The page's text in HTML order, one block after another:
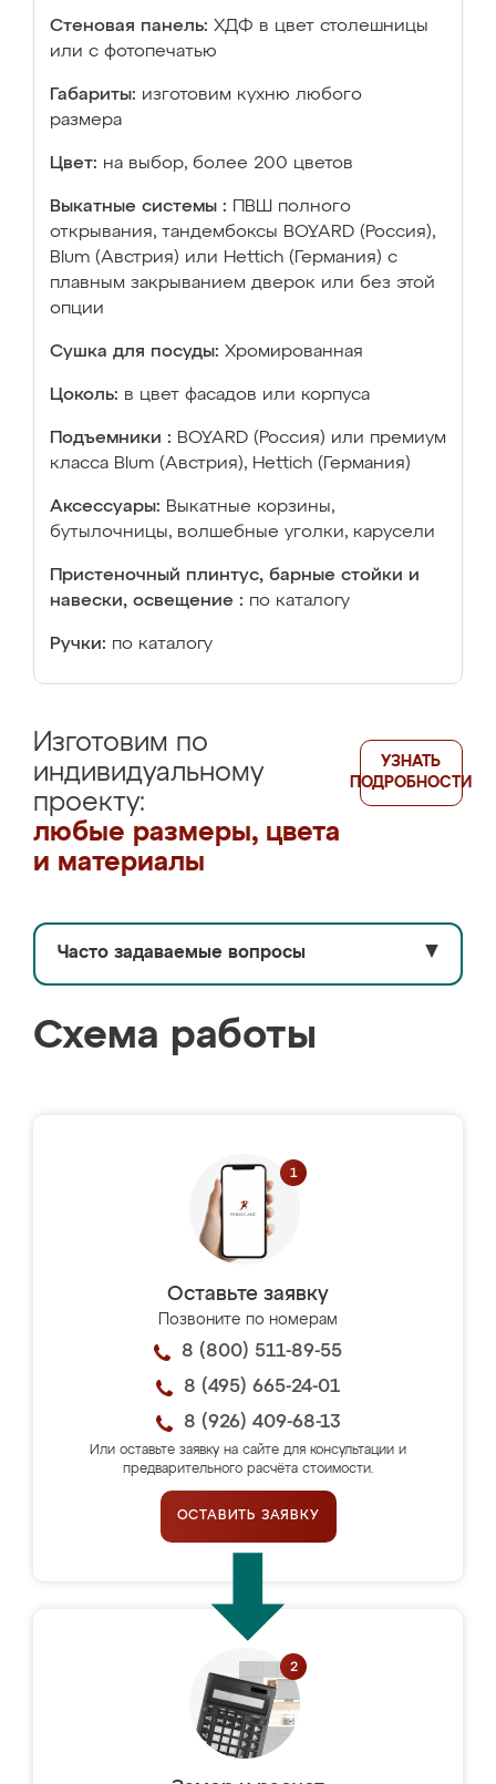
Стеновая панель: ХДФ в цвет столешницы
или с фотопечатью
Габариты: изготовим кухню любого
размера
Цвет: на выбор, более 200 цветов
Выкатные системы :
ПВШ полного
открывания, тандембоксы BOYARD (Россия),
Blum (Австрия) или Hettich (Германия) с
плавным закрыванием дверок или без этой
опции
Сушка для посуды: Хромированная
Цоколь: в цвет фасадов или корпуса
Подъемники : BOYARD (Россия) или премиум
класса Blum (Австрия), Hettich (Германия)
Аксессуары: Выкатные корзины,
бутылочницы, волшебные уголки, карусели
Пристеночный плинтус, барные стойки и
навески, освещение : по каталогу
Ручки: по каталогу
Изготовим по
индивидуальному
проекту:
любые размеры, цвета
и материалы
УЗНАТЬ
ПОДРОБНОСТИ
Часто задаваемые вопросы ▼
Схема работы
Оставьте заявку
Позвоните по номерам
8 (800) 511-89-55
8 (495) 665-24-01
8 (926) 409-68-13
Или оставьте заявку на сайте для консультации и
предварительного расчёта стоимости.
ОСТАВИТЬ ЗАЯВКУ